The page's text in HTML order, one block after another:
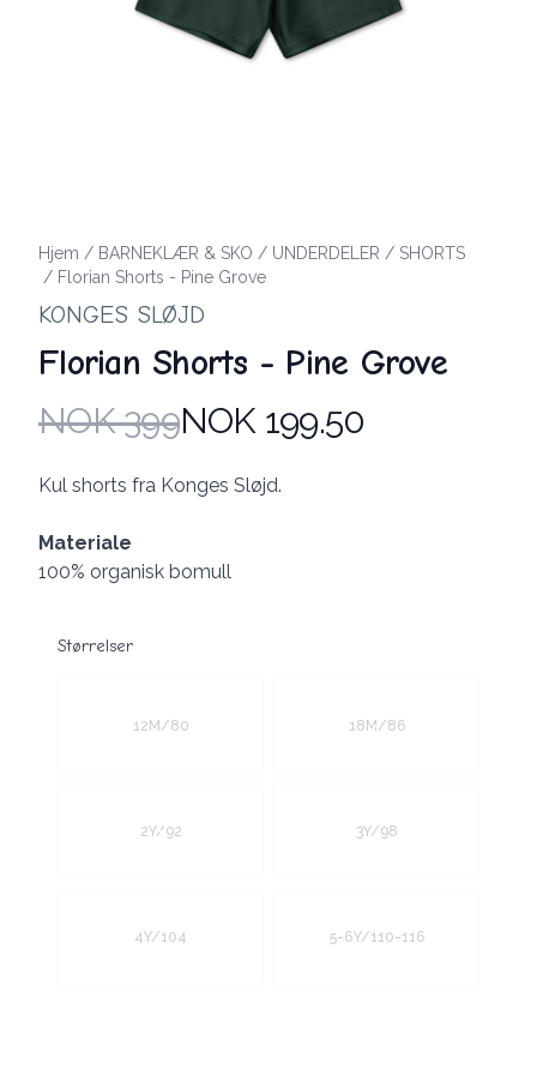
Hjem / BARNEKLÆR & SKO / UNDERDELER / SHORTS
/ Florian Shorts - Pine Grove
KONGES SLØJD
Florian Shorts - Pine Grove
Produktdetaljer
NOK 399NOK 199.50
Description
Kul shorts fra Konges Sløjd.
Materiale
100% organisk bomull
Størrelser
12M/80 18M/86
2Y/92 3Y/98
4Y/104 5-6Y/110-116